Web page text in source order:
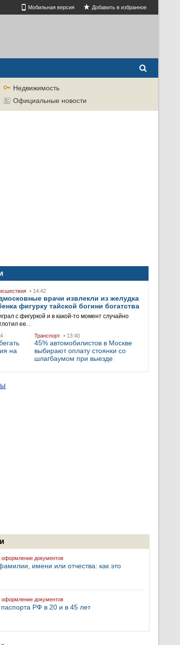
Мобильная версия Добавить в избранное
Недвижимость
Официальные новости
• 14:42
врачи извлекли из желудка
фигурку тайской богини богатства
с фигуркой и в какой-то момент случайно
ее. .
на
Транспорт • 13:40
45% автомобилистов в Москве
выбирают оплату стоянки со
шлагбаумом при выезде
оформление документов
имени или отчества: как это
оформление документов
РФ в 20 и в 45 лет